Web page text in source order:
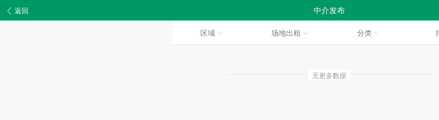
返回 中介发布
区域 场地出租 分类
无更多数据